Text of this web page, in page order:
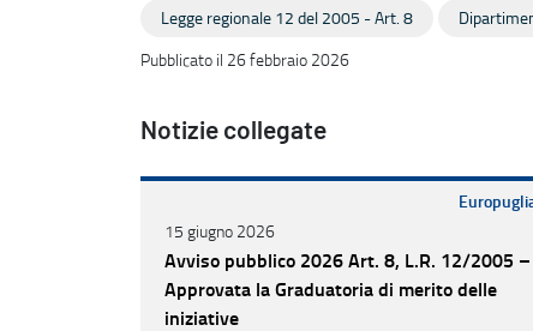
Legge regionale 12 del 2005 - Art. 8
Pubblicato il 26 febbraio 2026
Notizie collegate
15 giugno 2026
Avviso pubblico 2026 Art. 8, L.R. 12/2005 –
Approvata la Graduatoria di merito delle
iniziative